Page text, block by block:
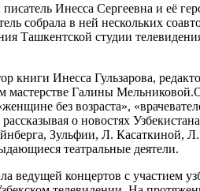
Инесса Сергеевна и её
собрала в ней нескольких
студии
книги Инесса Гульзарова,
Галины
без возраста»,
о новостях
Зульфии, Л. Касаткиной,
театральные деятели.
концертов с участием